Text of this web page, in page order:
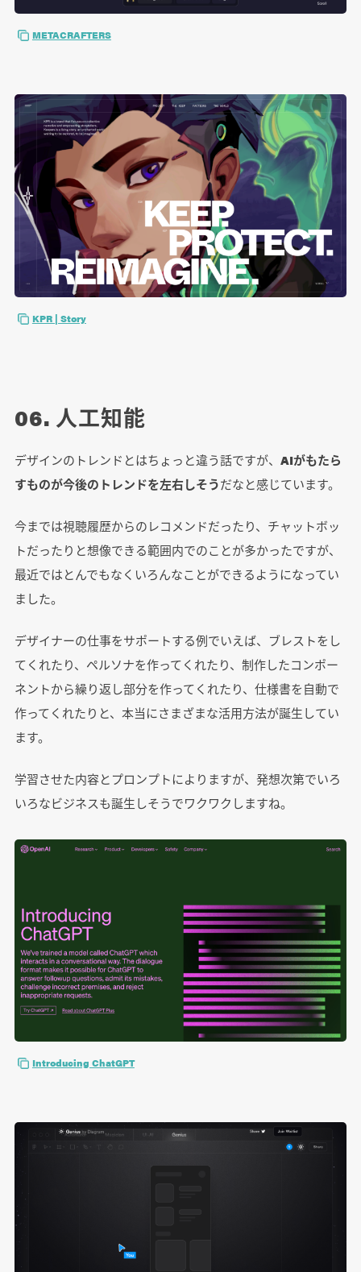
METACRAFTERS
KPR | Story
06. 人工知能
デザインのトレンドとはちょっと違う話ですが、 AIがもたら
すものが今後のトレンドを左右しそうだなと感じています。
今までは視聴履歴からのレコメンドだったり、チャットボッ
トだったりと想像できる範囲内でのことが多かったですが、
最近ではとんでもなくいろんなことができるようになってい
ました。
デザイナーの仕事をサポートする例でいえば、ブレストをし
てくれたり、ペルソナを作ってくれたり、制作したコンポー
ネントから繰り返し部分を作ってくれたり、仕様書を自動で
作ってくれたりと、本当にさまざまな活用方法が誕生してい
ます。
学習させた内容とプロンプトによりますが、発想次第でいろ
いろなビジネスも誕生しそうでワクワクしますね。
Introducing ChatGPT